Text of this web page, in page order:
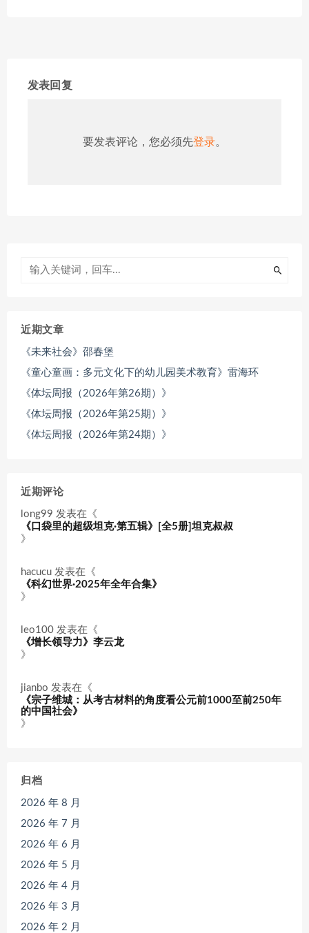
发表回复
要发表评论，您必须先登录。
近期文章
《未来社会》邵春堡
《童心童画：多元文化下的幼儿园美术教育》雷海环
《体坛周报（2026年第26期）》
《体坛周报（2026年第25期）》
《体坛周报（2026年第24期）》
近期评论
long99 发表在《
《口袋里的超级坦克·第五辑》[全5册]坦克叔叔
》
hacucu 发表在《
《科幻世界·2025年全年合集》
》
leo100 发表在《
《增长领导力》李云龙
》
jianbo 发表在《
《宗子维城：从考古材料的角度看公元前1000至前250年
的中国社会》
》
归档
2026 年 8 月
2026 年 7 月
2026 年 6 月
2026 年 5 月
2026 年 4 月
2026 年 3 月
2026 年 2 月